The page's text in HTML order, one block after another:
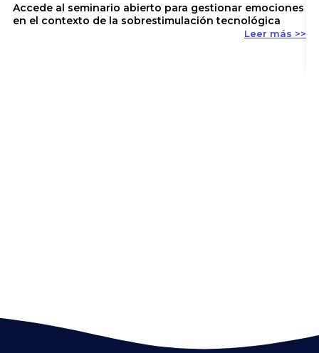
Accede al seminario abierto para gestionar emociones
en el contexto de la sobrestimulación tecnológica
Leer más >>